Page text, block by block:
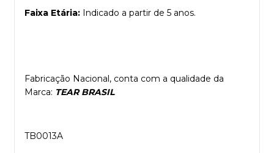
Faixa Etária: Indicado a partir de 5 anos.
Fabricação Nacional, conta com a qualidade da
Marca: TEAR BRASIL
TB0013A